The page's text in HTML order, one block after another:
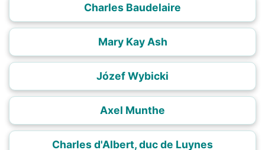
Charles Baudelaire
Mary Kay Ash
Józef Wybicki
Axel Munthe
Charles d'Albert, duc de Luynes